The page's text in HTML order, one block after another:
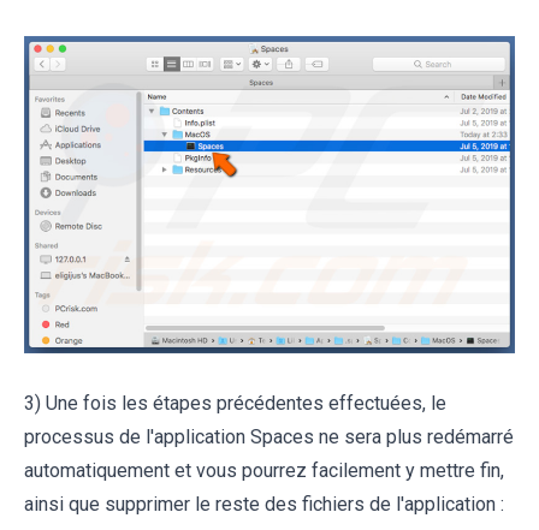
3) Une fois les étapes précédentes effectuées, le
processus de l'application Spaces ne sera plus redémarré
automatiquement et vous pourrez facilement y mettre fin,
ainsi que supprimer le reste des fichiers de l'application :